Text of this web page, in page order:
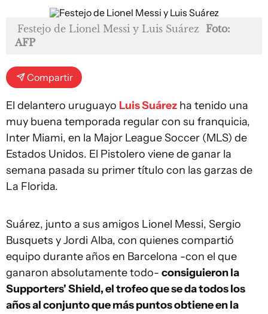
Festejo de Lionel Messi y Luis Suárez Foto:
AFP
Compartir
El delantero uruguayo Luis Suárez ha tenido una
muy buena temporada regular con su franquicia,
Inter Miami, en la Major League Soccer (MLS) de
Estados Unidos. El Pistolero viene de ganar la
semana pasada su primer título con las garzas de
La Florida.
Suárez, junto a sus amigos Lionel Messi, Sergio
Busquets y Jordi Alba, con quienes compartió
equipo durante años en Barcelona -con el que
ganaron absolutamente todo- consiguieron la
Supporters' Shield, el trofeo que se da todos los
años al conjunto que más puntos obtiene en la